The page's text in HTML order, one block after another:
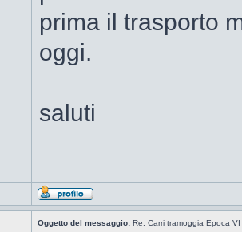
prima il trasporto
oggi.
saluti
Oggetto del messaggio: Re: Carri tramoggia Epoca VI